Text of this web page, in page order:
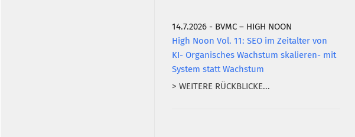
14.7.2026 - BVMC – HIGH NOON
High Noon Vol. 11: SEO im Zeitalter von
KI- Organisches Wachstum skalieren- mit
System statt Wachstum
> WEITERE RÜCKBLICKE...